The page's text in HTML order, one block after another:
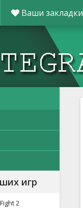
Ваши закладки
игр
2